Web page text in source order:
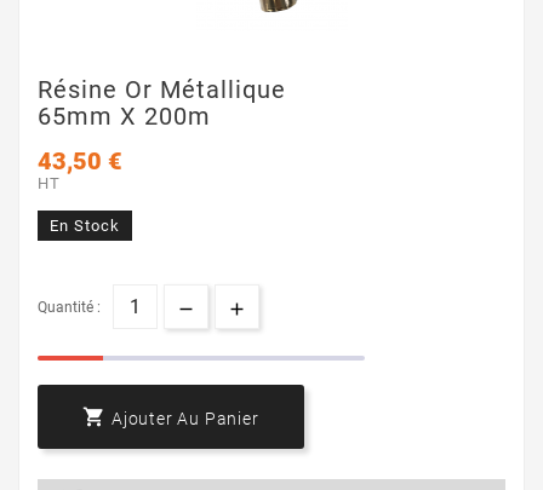
Résine Or Métallique
65mm X 200m
43,50 €
HT
En Stock
Quantité :
 Ajouter Au Panier